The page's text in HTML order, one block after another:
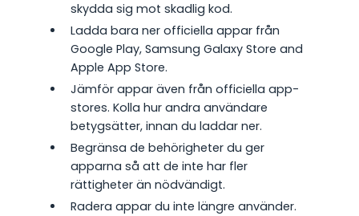
skydda sig mot skadlig kod.
Ladda bara ner officiella appar från
Google Play, Samsung Galaxy Store and
Apple App Store.
Jämför appar även från officiella app-
stores. Kolla hur andra användare
betygsätter, innan du laddar ner.
Begränsa de behörigheter du ger
apparna så att de inte har fler
rättigheter än nödvändigt.
Radera appar du inte längre använder.